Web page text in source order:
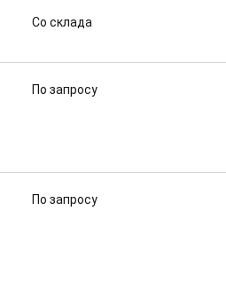
Со склада
По запросу
По запросу